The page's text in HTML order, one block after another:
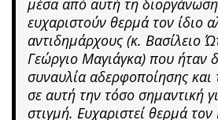
ευχαριστούν θερμά τον ίδιο
αντιδημάρχους (κ. Βασίλειο
Γεώργιο Μαγιάγκα) που ήταν
συναυλία αδερφοποίησης και
σε αυτή την τόσο σημαντική
στιγμή. Ευχαριστεί θερμά